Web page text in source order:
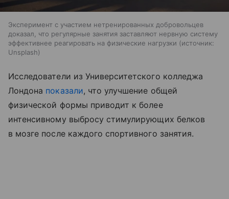
Эксперимент с участием нетренированных добровольцев
доказал, что регулярные занятия заставляют нервную систему
эффективнее реагировать на физические нагрузки
источник:
Unsplash
Исследователи из Университетского колледжа
Лондона показали, что улучшение общей
физической формы приводит к более
интенсивному выбросу стимулирующих белков
в мозге после каждого спортивного занятия.